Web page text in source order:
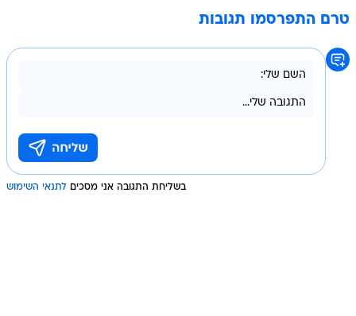
טרם התפרסמו תגובות
בשליחת התגובה אני מסכים לתנאי השימוש